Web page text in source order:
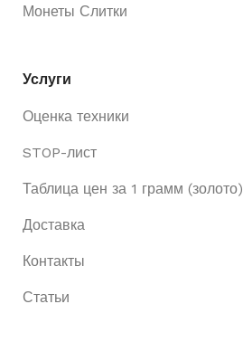
Монеты Слитки
Услуги
Оценка техники
STOP-лист
Таблица цен за 1 грамм (золото)
Доставка
Контакты
Статьи